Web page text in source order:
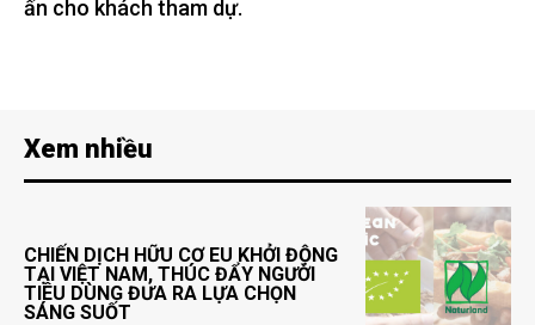
ấn cho khách tham dự.
Xem nhiều
CHIẾN DỊCH HỮU CƠ EU KHỞI ĐỘNG
TẠI VIỆT NAM, THÚC ĐẨY NGƯỜI
TIÊU DÙNG ĐƯA RA LỰA CHỌN
SÁNG SUỐT